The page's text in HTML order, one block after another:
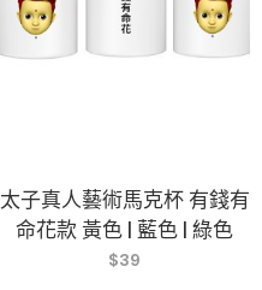
太子真人藝術馬克杯 有錢有
命花款 黃色 | 藍色 | 綠色
$39